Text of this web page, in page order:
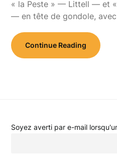
« la Peste » — Littell — et
— en tête de gondole,
Continue Reading
Soyez averti par e-mail